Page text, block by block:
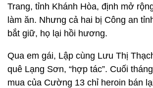
Trang, tỉnh Khánh Hòa, định mở
làm ăn. Nhưng cả hai bị Công an
bắt giữ, họ lại hồi hương.
Qua em gái, Lập cùng Lưu Thị
quê Lạng Sơn, “hợp tác”. Cuối
mua của Cường 13 chỉ heroin bán